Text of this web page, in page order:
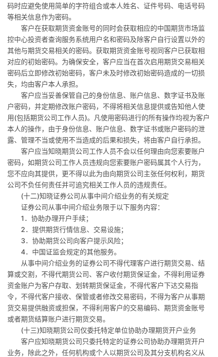
码时应避免使用简单的字符组合或本人姓名、证件号码、电话号码
等相关信息作为密码。
客户在获取期货资金账号的同时会获取相应的中国期货市场监
控中心投资者查询服务系统用户名和密码及除客户自行设置以外的
其他与期货交易相关的密码。获取期货资金账号视同客户已获取相
对应的初始密码。为确保安全，客户应当在首次启用期货交易相关
密码后立即修改初始密码，客户未及时修改初始密码造成的一切损
失，均由客户本人承担。
客户应当妥善保管自己的身份信息、账户信息、数字证书及账
户密码，并定期修改账户密码，不得将相关信息提供或告知他人使
用(包括期货公司工作人员)。凡使用密码进行的所有操作均视为客户
本人的操作，由于身份信息、账户信息、数字证书或账户密码的泄
露、管理不当或使用不当造成的后果和损失，将由客户自行承担。
客户应当知晓期货公司工作人员不会以任何理由向您索要账户
密码，如期货公司工作人员违规向您索要账户密码属其个人行为，
您不应向其提供，更不得以此为由向期货公司主张任何权利，期货
公司不负任何责任并可追究相关工作人员的违规责任。
(十二)知晓证券公司从事中间介绍业务的有关规定
证券公司从事中间介绍业务限于以下服务内容：
1 ．协助办理开户手续；
2．提供期货行情信息、交易设施；
3．协助期货公司向客户提示风险；
4．中国证监会规定的其他服务。
从事中间介绍业务的证券公司不得代理客户进行期货交易、结
算或交割，不得代期货公司、客户收付期货保证金，不得利用证券
资金账户为客户存取、划转期货保证金，不得代客户下达交易指
令，不得代客户接收、保管或者修改交易密码，不得为客户从事期
货交易提供融资或担保，不得利用客户的交易编码、期货资金账号
或者期货结算账户进行期货交易。
(十三)知晓期货公司仅委托特定单位协助办理期货开户业务
客户应知晓期货公司只委托特定的证券公司协助办理期货开户
业务，除此之外，任何机构或个人以期货公司及其分支机构名义从